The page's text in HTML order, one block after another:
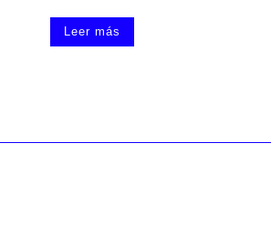
Leer más